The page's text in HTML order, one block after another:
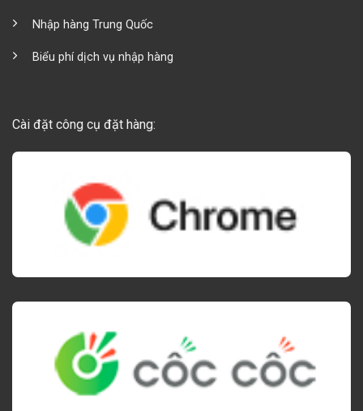
Nhập hàng Trung Quốc
Biểu phí dịch vụ nhập hàng
Cài đặt công cụ đặt hàng: